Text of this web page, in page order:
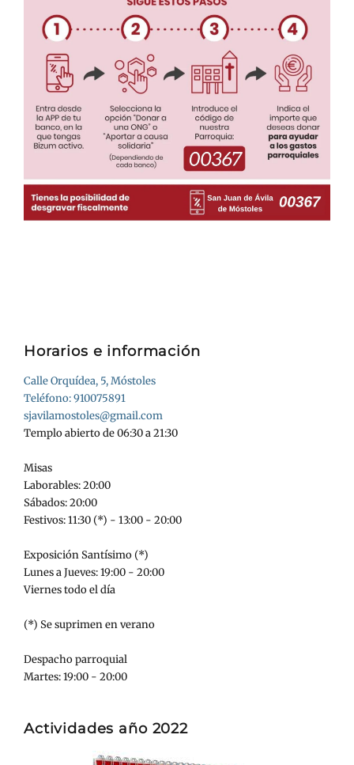
Horarios e información
Calle Orquídea, 5, Móstoles
Teléfono: 910075891
sjavilamostoles@gmail.com
Templo abierto de 06:30 a 21:30
Misas
Laborables: 20:00
Sábados: 20:00
Festivos: 11:30 (*) - 13:00 - 20:00
Exposición Santísimo (*)
Lunes a Jueves: 19:00 - 20:00
Viernes todo el día
(*) Se suprimen en verano
Despacho parroquial
Martes: 19:00 - 20:00
Actividades año 2022